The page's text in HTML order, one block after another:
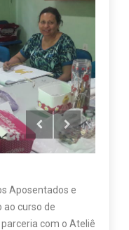
Aposentados e
ao curso de
com o Ateliê